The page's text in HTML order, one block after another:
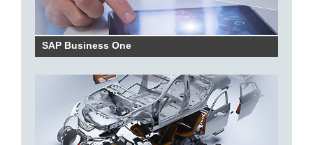
SAP Business One